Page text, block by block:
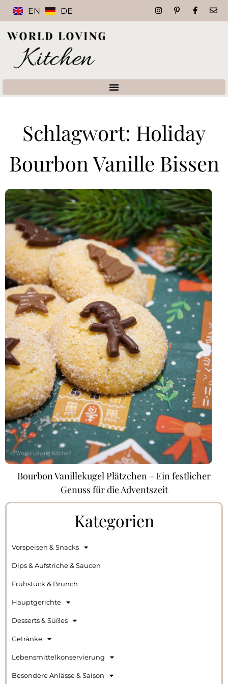
EN DE
Schlagwort: Holiday
Bourbon Vanille Bissen
Bourbon Vanillekugel Plätzchen – Ein festlicher
Genuss für die Adventszeit
Kategorien
Vorspeisen & Snacks
Dips & Aufstriche & Saucen
Frühstück & Brunch
Hauptgerichte
Desserts & Süßes
Getränke
Lebensmittelkonservierung
Besondere Anlässe & Saison